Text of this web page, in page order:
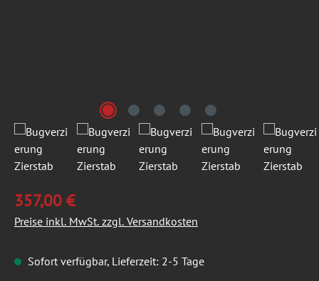
357,00 €
Preise inkl. MwSt. zzgl. Versandkosten
Sofort verfügbar, Lieferzeit: 2-5 Tage